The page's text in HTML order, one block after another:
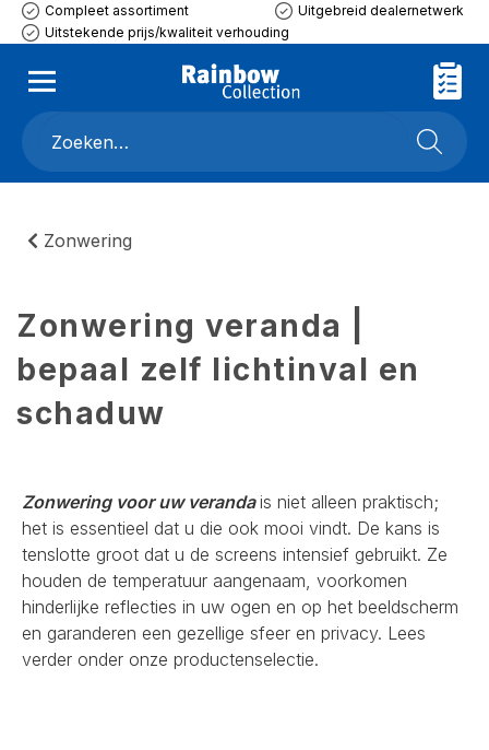
Compleet assortiment
Uitgebreid dealernetwerk
Uitstekende prijs/kwaliteit verhouding
Zonwering
Zonwering veranda |
bepaal zelf lichtinval en
schaduw
Zonwering voor uw verandais niet alleen praktisch;
het is essentieel dat u die ook mooi vindt. De kans is
tenslotte groot dat u de screens intensief gebruikt. Ze
houden de temperatuur aangenaam, voorkomen
hinderlijke reflecties in uw ogen en op het beeldscherm
en garanderen een gezellige sfeer en privacy. Lees
verder onder onze productenselectie.